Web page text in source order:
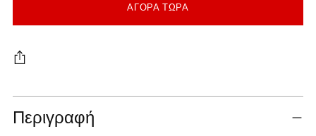
ΑΓΟΡΆ ΤΏΡΑ
Περιγραφή